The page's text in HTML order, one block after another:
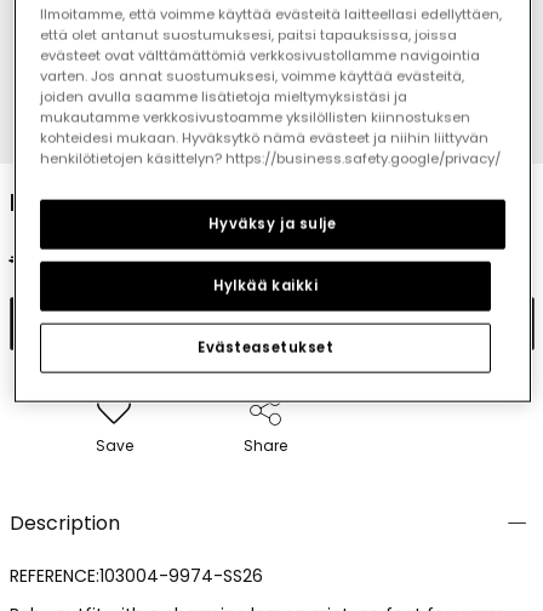
1 2 3 4 5 6 7 8
Baby set with lemon print
€39.95 €19.95
Add to cart
Save Share
Description
REFERENCE:103004-9974-SS26
Ilmoitamme, että voimme käyttää evästeitä laitteellasi edellyttäen,
että olet antanut suostumuksesi, paitsi tapauksissa, joissa
evästeet ovat välttämättömiä verkkosivustollamme navigointia
varten. Jos annat suostumuksesi, voimme käyttää evästeitä,
joiden avulla saamme lisätietoja mieltymyksistäsi ja
mukautamme verkkosivustoamme yksilöllisten kiinnostuksen
kohteidesi mukaan. Hyväksytkö nämä evästeet ja niihin liittyvän
henkilötietojen käsittelyn? https://business.safety.google/privacy/
Evästeasetukset
Hylkää kaikki
Hyväksy ja sulje